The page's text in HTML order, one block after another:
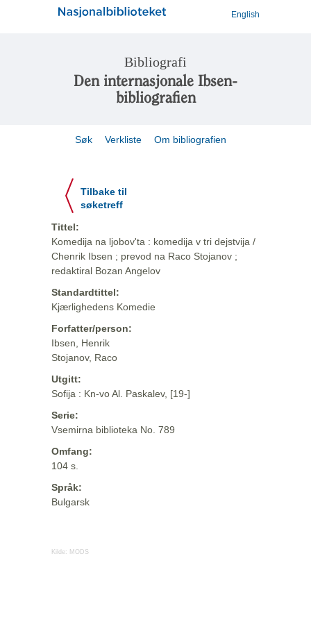
English
Bibliografi
Den internasjonale Ibsen-
bibliografien
Søk Verkliste Om bibliografien
Tilbake til
søketreff
Tittel:
Komedija na ljobov'ta : komedija v tri dejstvija /
Chenrik Ibsen ; prevod na Raco Stojanov ;
redaktiral Bozan Angelov
Standardtittel:
Kjærlighedens Komedie
Forfatter/person:
Ibsen, Henrik
Stojanov, Raco
Utgitt:
Sofija : Kn-vo Al. Paskalev, [19-]
Serie:
Vsemirna biblioteka No. 789
Omfang:
104 s.
Språk:
Bulgarsk
Kilde: MODS